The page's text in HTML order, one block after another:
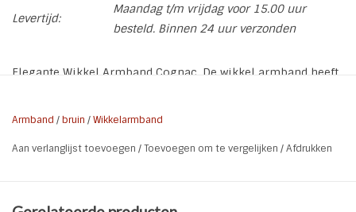
Levertijd:
Maandag t/m vrijdag voor 15.00 uur
besteld. Binnen 24 uur verzonden
Elegante Wikkel Armband Cognac. De wikkel armband heeft
Armband /bruin /Wikkelarmband
Aan verlanglijst toevoegen /Toevoegen om te vergelijken /Afdrukken